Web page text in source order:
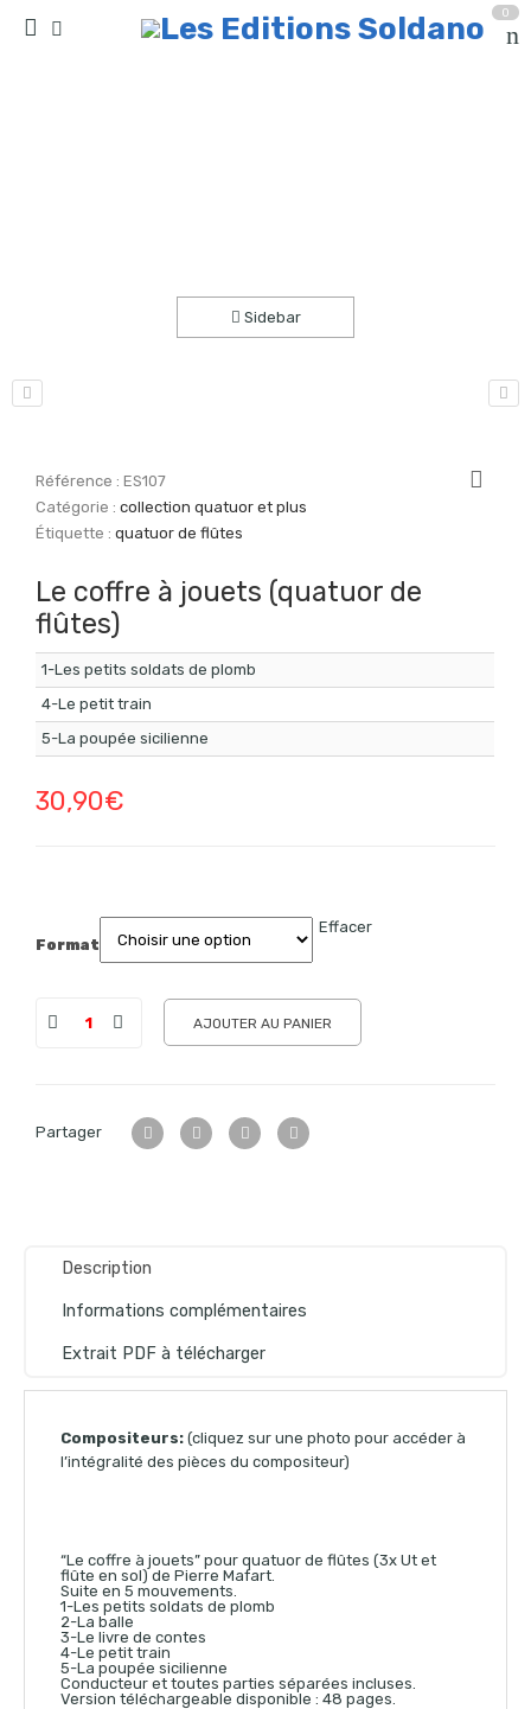
0
Sidebar
Référence :ES107
Catégorie :collection quatuor et plus
Étiquette :quatuor de flûtes
Le coffre à jouets (quatuor de
flûtes)
1-Les petits soldats de plomb
4-Le petit train
5-La poupée sicilienne
30,90€
Format
Effacer
AJOUTER AU PANIER
Partager
Description
Informations complémentaires
Extrait PDF à télécharger
Compositeurs: (cliquez sur une photo pour accéder à
l’intégralité des pièces du compositeur)
“Le coffre à jouets” pour quatuor de flûtes (3x Ut et
flûte en sol) de Pierre Mafart.
Suite en 5 mouvements.
1-Les petits soldats de plomb
2-La balle
3-Le livre de contes
4-Le petit train
5-La poupée sicilienne
Conducteur et toutes parties séparées incluses.
Version téléchargeable disponible : 48 pages.